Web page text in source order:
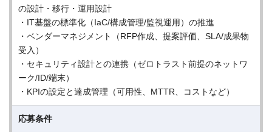
の設計・移行・運用設計
・IT基盤の標準化（IaC/構成管理/監視運用）の推進
・ベンダーマネジメント（RFP作成、提案評価、SLA/成果物
受入）
・セキュリティ設計との連携（ゼロトラスト前提のネットワ
ーク/ID/端末）
・KPIの設定と達成管理（可用性、MTTR、コストなど）
応募条件